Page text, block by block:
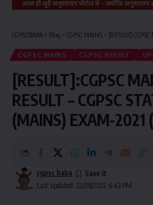
CGPSCBABA > Blog > CGPSC MAINS > [RESULT]:CGPSC MAINS 2021
CGPSC MAINS CGPSC RESULT
[RESULT]:CGPSC
RESULT – CGPSC
(MAINS) EXAM-
Last updated: 22/08/2022 6:43 PM
cgpsc baba